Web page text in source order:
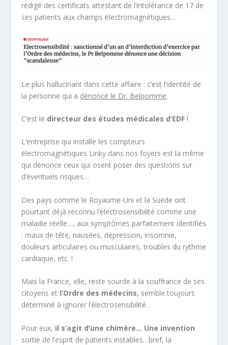
rédigé des certificats attestant de l’intolérance de 17 de
ses patients aux champs électromagnétiques…
Le plus hallucinant dans cette affaire : c’est l’identité de
la personne qui a dénoncé le Dr. Belpomme.
C’est le directeur des études médicales d’EDF !
L’entreprise qui installe les compteurs
électromagnétiques Linky dans nos foyers est la même
qui dénonce ceux qui osent poser des questions sur
d’éventuels risques…
Des pays comme le Royaume-Uni et la Suède ont
pourtant déjà reconnu l’électrosensibilité comme une
maladie réelle…, aux symptômes parfaitement identifiés
: maux de tête, nausées, dépression, insomnie,
douleurs articulaires ou musculaires, troubles du rythme
cardiaque, etc. !
Mais la France, elle, reste sourde à la souffrance de ses
citoyens et l’Ordre des médecins, semble toujours
déterminé à ignorer l’électrosensibilité.
Pour eux, il s’agit d’une chimère… Une invention
sortie de l’esprit de patients instables…bref, la